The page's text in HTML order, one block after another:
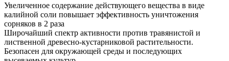
Увеличенное содержание действующего вещества в виде
калийной соли повышает эффективность уничтожения
сорняков в 2 раза
Широчайший спектр активности против травянистой и
лиственной древесно-кустарниковой растительности.
Безопасен для окружающей среды и последующих